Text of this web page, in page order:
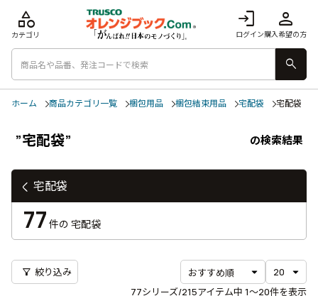
login
ログイン
person
購入希望の方
category
カテゴリ
search
ホーム 商品カテゴリ一覧 梱包用品 梱包結束用品 宅配袋 宅配袋
”宅配袋” の検索結果
77シリーズ/215アイテム中 1〜20件を表示
filter_alt 絞り込み
宅配袋
77 件の 宅配袋